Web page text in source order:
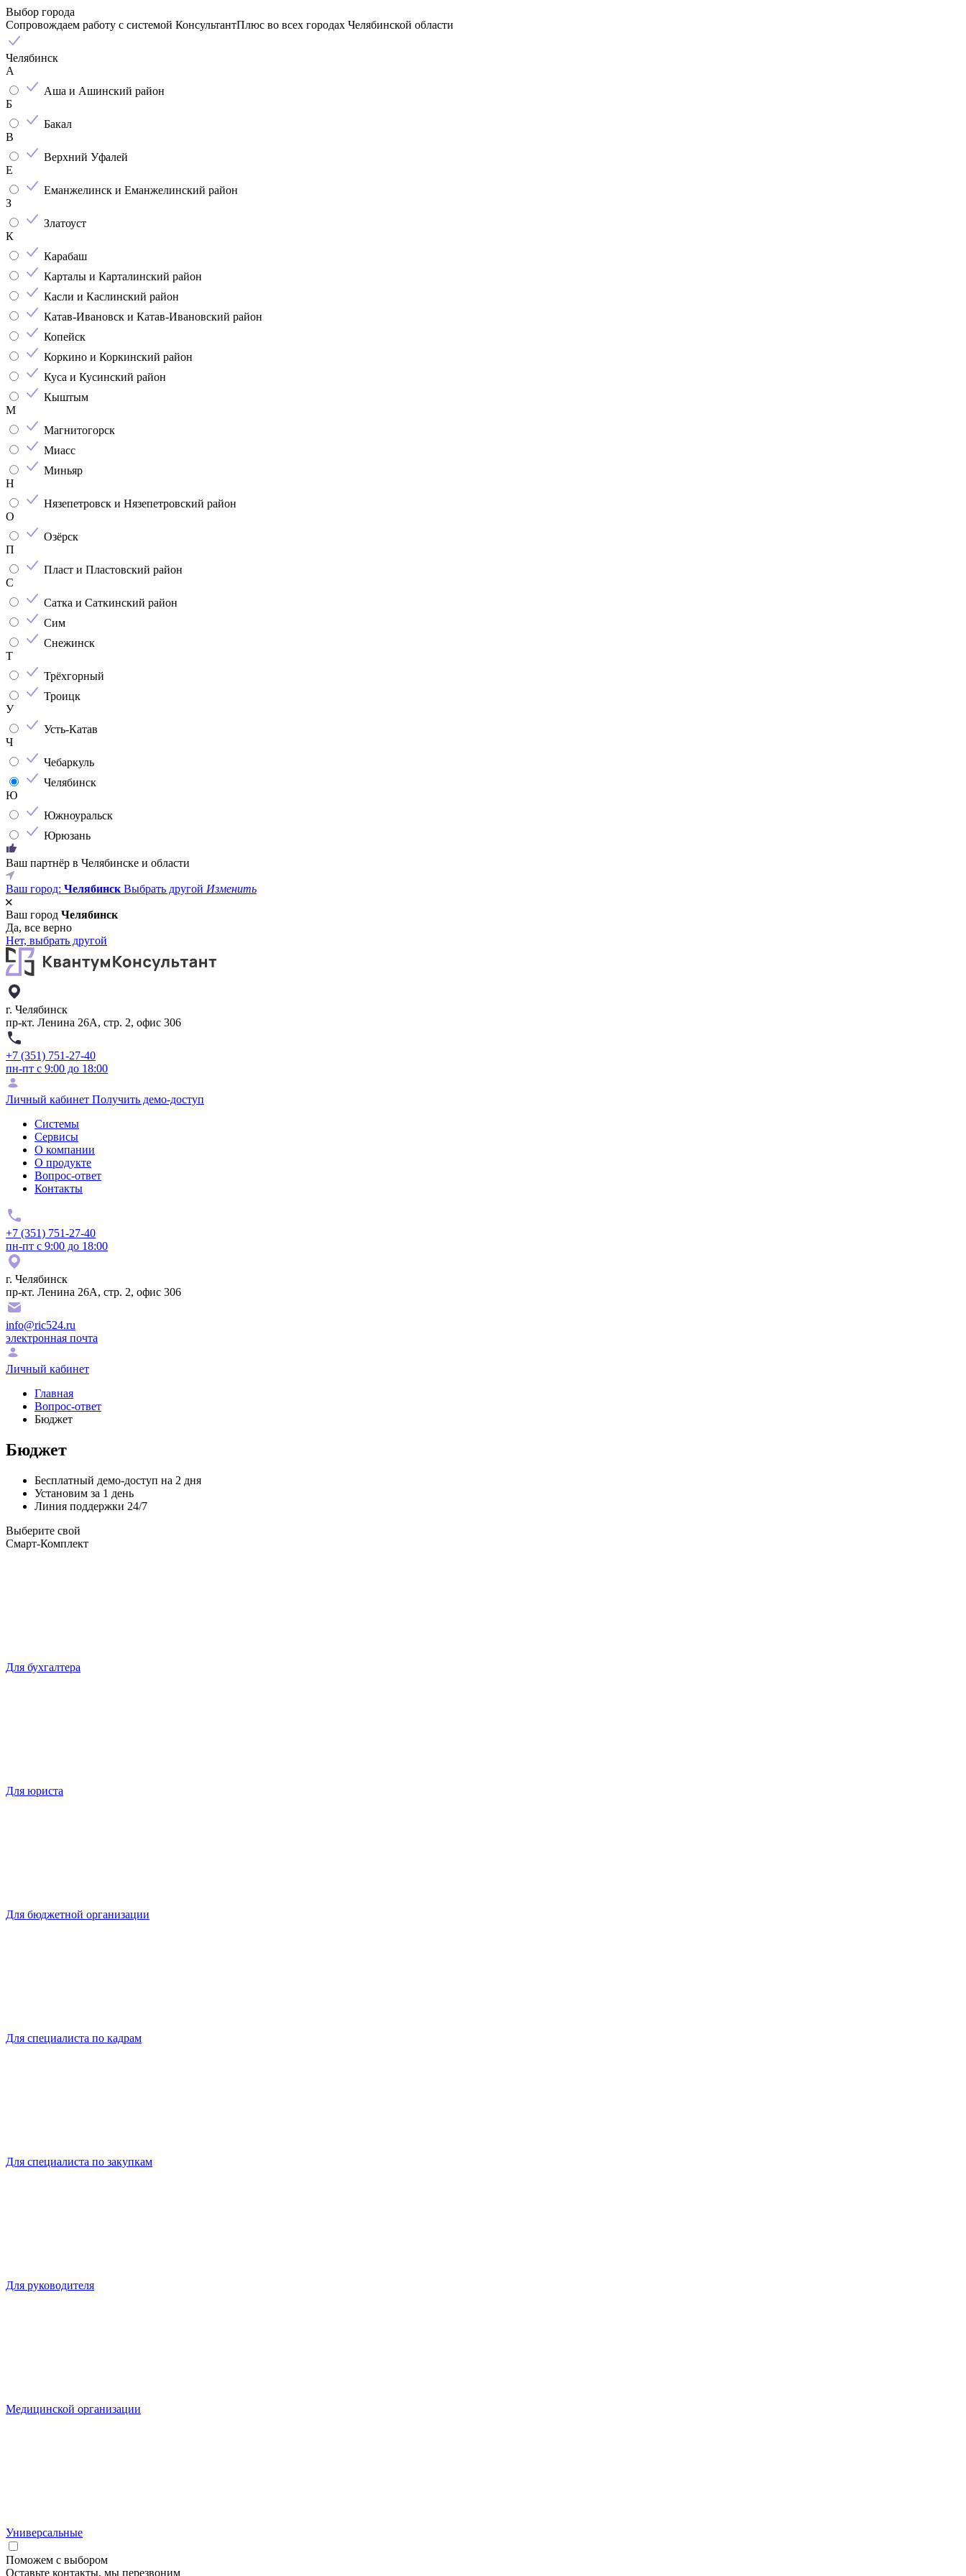
Выбор города
Сопровождаем работу с системой КонсультантПлюс во всех городах Челябинской области
Челябинск
А
Аша и Ашинский район
Б
Бакал
В
Верхний Уфалей
Е
Еманжелинск и Еманжелинский район
З
Златоуст
К
Карабаш
Карталы и Карталинский район
Касли и Каслинский район
Катав-Ивановск и Катав-Ивановский район
Копейск
Коркино и Коркинский район
Куса и Кусинский район
Кыштым
М
Магнитогорск
Миасс
Миньяр
Н
Нязепетровск и Нязепетровский район
О
Озёрск
П
Пласт и Пластовский район
С
Сатка и Саткинский район
Сим
Снежинск
Т
Трёхгорный
Троицк
У
Усть-Катав
Ч
Чебаркуль
Челябинск
Ю
Южноуральск
Юрюзань
Ваш партнёр в Челябинске и области
Ваш город: Челябинск Выбрать другой Изменить
Ваш город Челябинск
Да, все верно
Нет, выбрать другой
г. Челябинск
пр-кт. Ленина 26А, стр. 2, офис 306
+7 (351) 751-27-40
пн-пт с 9:00 до 18:00
Личный кабинет Получить демо-доступ
Системы
Сервисы
О компании
О продукте
Вопрос-ответ
Контакты
+7 (351) 751-27-40
пн-пт с 9:00 до 18:00
г. Челябинск
пр-кт. Ленина 26А, стр. 2, офис 306
info@ric524.ru
электронная почта
Личный кабинет
Главная
Вопрос-ответ
Бюджет
Бюджет
Бесплатный демо-доступ на 2 дня
Установим за 1 день
Линия поддержки 24/7
Выберите свой
Смарт-Комплект
Для бухгалтера
Для юриста
Для бюджетной организации
Для специалиста по кадрам
Для специалиста по закупкам
Для руководителя
Медицинской организации
Универсальные
Поможем с выбором
Оставьте контакты, мы перезвоним